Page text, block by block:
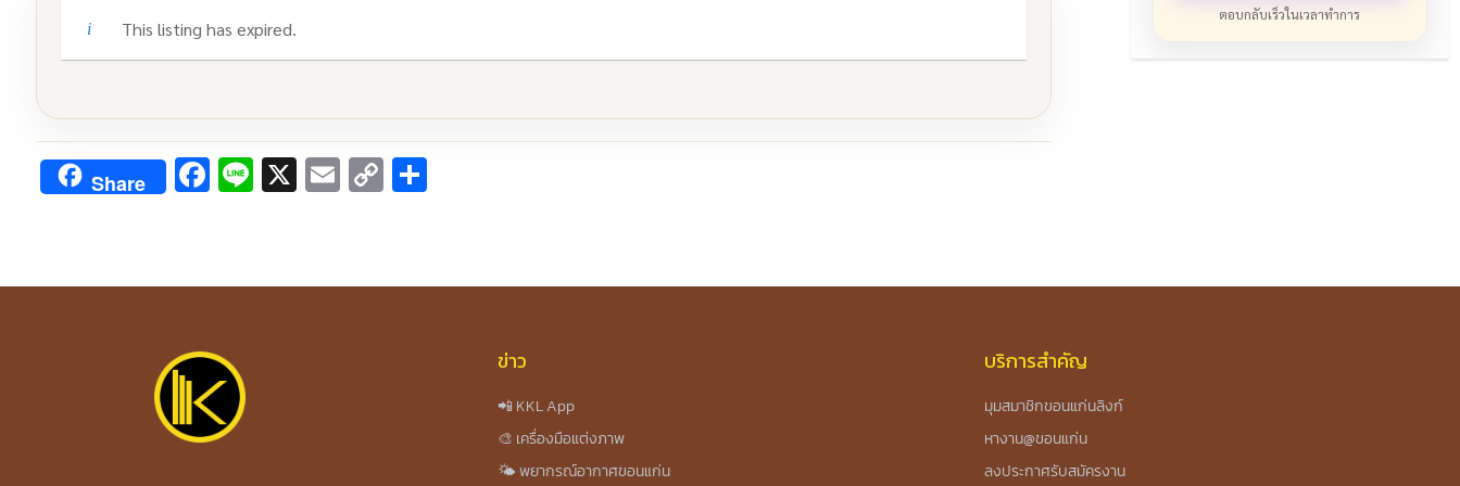
This listing has expired.
Share Facebook
Line
X Email
Copy
ตอบกลับเร็วในเวลาทำการ
ข่าว
📲 KKL App
🎨 เครื่องมือแต่งภาพ
🌤️ พยากรณ์อากาศขอนแก่น
บริการสำคัญ
มุมสมาชิกขอนแก่นลิงก์
หางาน@ขอนแก่น
ลงประกาศรับสมัครงาน